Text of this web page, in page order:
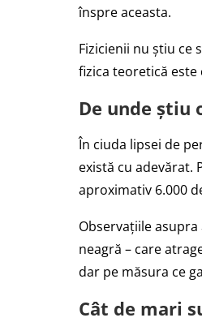
înspre aceasta.
Fizicienii nu știu ce
fizica teoretică este
De unde știu
În ciuda lipsei de
există cu adevărat.
aproximativ 6.000
Observațiile
neagră – care
dar pe măsura ce
Cât de mari